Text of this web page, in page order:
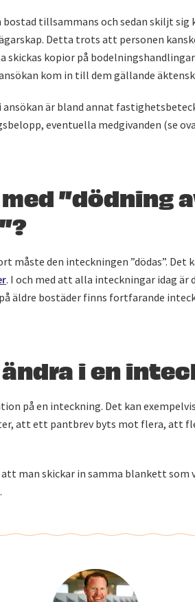
tillsammans och sedan skiljt sig
Detta trots att personen
skickas kopior på
kom in till dem gällande
är bland annat
eventuella medgivanden (se
”dödning
måste den inteckningen ”dödas”. Det
. I och med att alla inteckningar idag
äldre bostäder finns fortfarande
i en
på en inteckning. Det kan
att ett pantbrev byts mot flera, att
man skickar in samma blankett